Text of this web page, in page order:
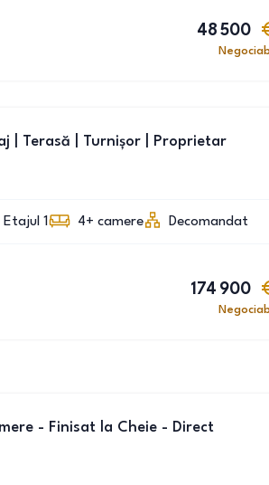
48 500
| Terasă | Turnișor | Proprietar
Etajul 1 4+ camere Decomandat
174 900
- Finisat la Cheie - Direct